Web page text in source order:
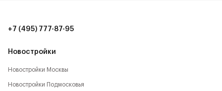
Новостройки
Новостройки Москвы
Новостройки Подмосковья
+7 (495) 777-87-95